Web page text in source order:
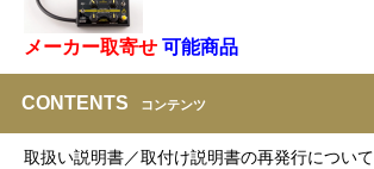
メーカー取寄せ 可能商品
CONTENTS コンテンツ
取扱い説明書／取付け説明書の再発行について